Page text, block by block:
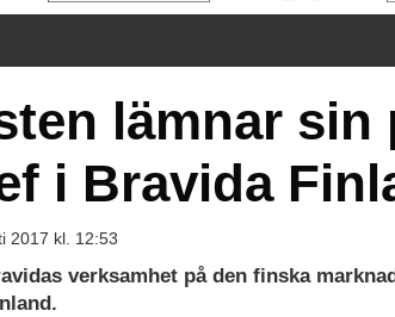
lämnar
i Bravida
2017 kl. 12:53
verksamhet på den finska